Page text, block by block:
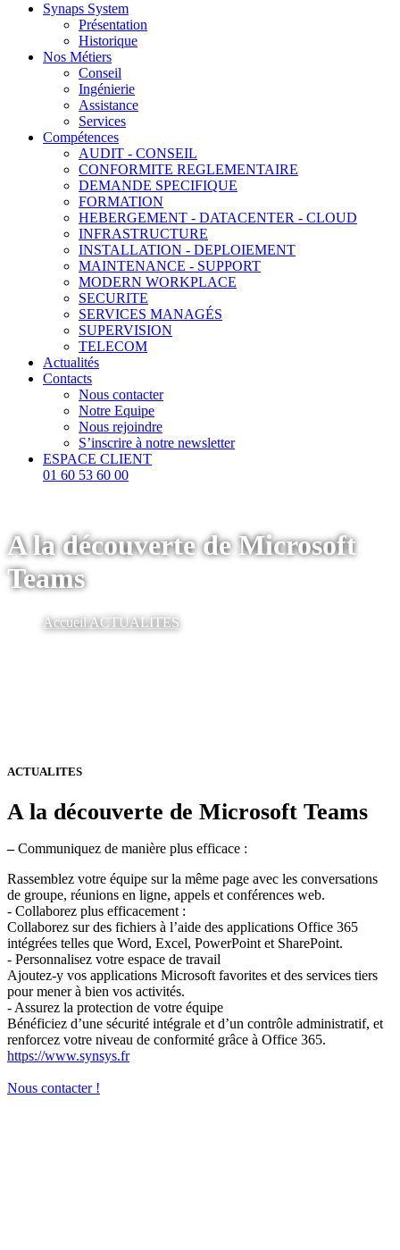
Synaps System
Présentation
Historique
Nos Métiers
Conseil
Ingénierie
Assistance
Services
Compétences
AUDIT - CONSEIL
CONFORMITE REGLEMENTAIRE
DEMANDE SPECIFIQUE
FORMATION
HEBERGEMENT - DATACENTER - CLOUD
INFRASTRUCTURE
INSTALLATION - DEPLOIEMENT
MAINTENANCE - SUPPORT
MODERN WORKPLACE
SECURITE
SERVICES MANAGÉS
SUPERVISION
TELECOM
Actualités
Contacts
Nous contacter
Notre Equipe
Nous rejoindre
S’inscrire à notre newsletter
ESPACE CLIENT
01 60 53 60 00
A la découverte de Microsoft
Teams
AccueilACTUALITES
ACTUALITES
A la découverte de Microsoft Teams
–Communiquez de manière plus efficace :
Rassemblez votre équipe sur la même page avec les conversations
de groupe, réunions en ligne, appels et conférences web.
- Collaborez plus efficacement :
Collaborez sur des fichiers à l’aide des applications Office 365
intégrées telles que Word, Excel, PowerPoint et SharePoint.
- Personnalisez votre espace de travail
Ajoutez-y vos applications Microsoft favorites et des services tiers
pour mener à bien vos activités.
- Assurez la protection de votre équipe
Bénéficiez d’une sécurité intégrale et d’un contrôle administratif, et
renforcez votre niveau de conformité grâce à Office 365.
https://www.synsys.fr
Nous contacter !